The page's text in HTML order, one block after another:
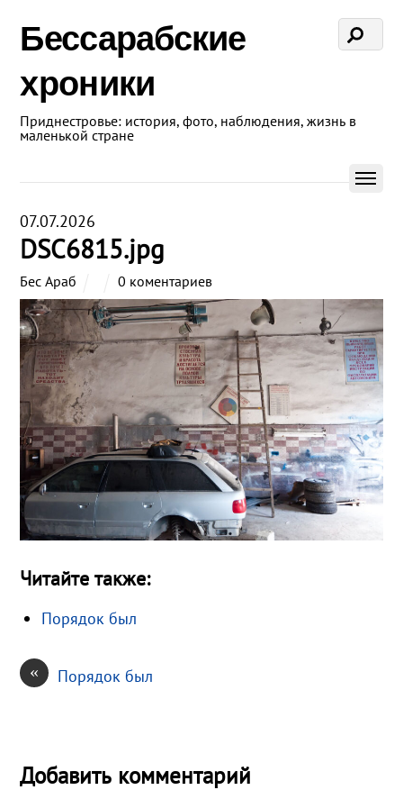
Бессарабские
хроники
Приднестровье: история, фото, наблюдения, жизнь в
маленькой стране
07.07.2026
DSC6815.jpg
Бес Араб 0 коментариев
Читайте также:
Порядок был
« Порядок был
Добавить комментарий